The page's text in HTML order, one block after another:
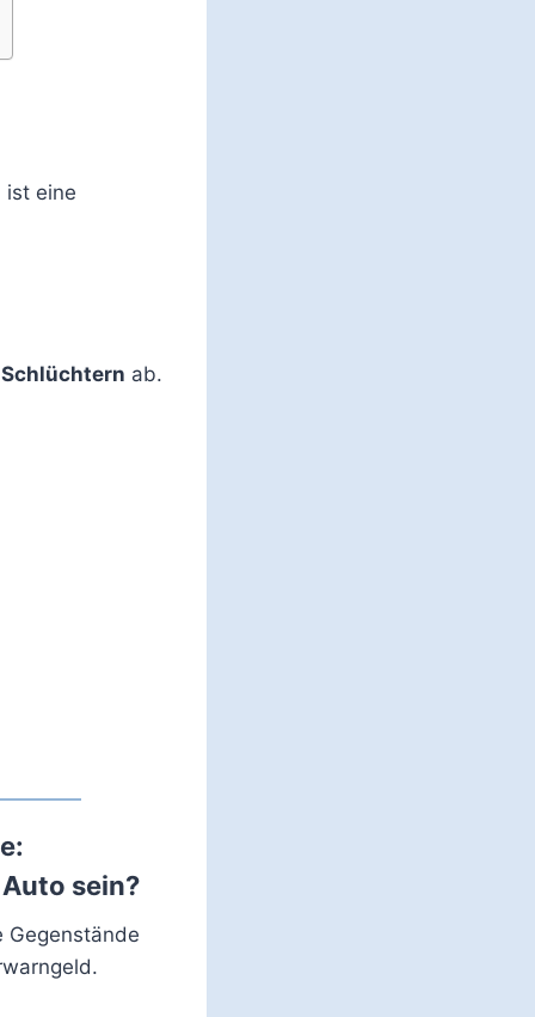
ist eine
ab.
sein?
Gegenstände